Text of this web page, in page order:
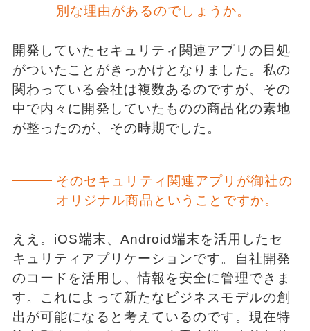
別な理由があるのでしょうか。
開発していたセキュリティ関連アプリの目処
がついたことがきっかけとなりました。私の
関わっている会社は複数あるのですが、その
中で内々に開発していたものの商品化の素地
が整ったのが、その時期でした。
そのセキュリティ関連アプリが御社の
オリジナル商品ということですか。
ええ。iOS端末、Android端末を活用したセ
キュリティアプリケーションです。自社開発
のコードを活用し、情報を安全に管理できま
す。これによって新たなビジネスモデルの創
出が可能になると考えているのです。現在特